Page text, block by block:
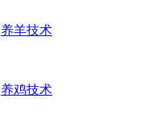
养羊技术
养鸡技术